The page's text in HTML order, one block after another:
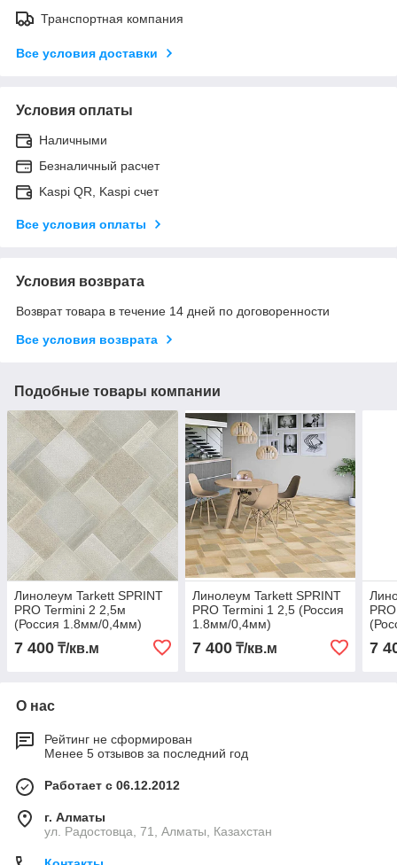
Транспортная компания
Все условия доставки
Условия оплаты
Наличными
Безналичный расчет
Kaspi QR, Kaspi счет
Все условия оплаты
Условия возврата
Возврат товара в течение 14 дней по договоренности
Все условия возврата
Подобные товары компании
Линолеум Tarkett SPRINT
PRO Termini 2 2,5м
(Россия 1.8мм/0,4мм)
7 400 ₸/кв.м
Линолеум Tarkett SPRINT
PRO Termini 1 2,5 (Россия
1.8мм/0,4мм)
7 400₸/кв.м 7
О нас
Рейтинг не сформирован
Менее 5 отзывов за последний год
Работает с 06.12.2012
г. Алматы
ул. Радостовца, 71, Алматы, Казахстан